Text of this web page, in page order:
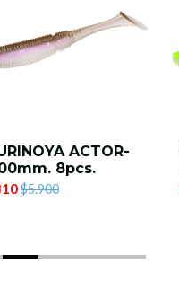
ACTOR-
8pcs.
$5.900